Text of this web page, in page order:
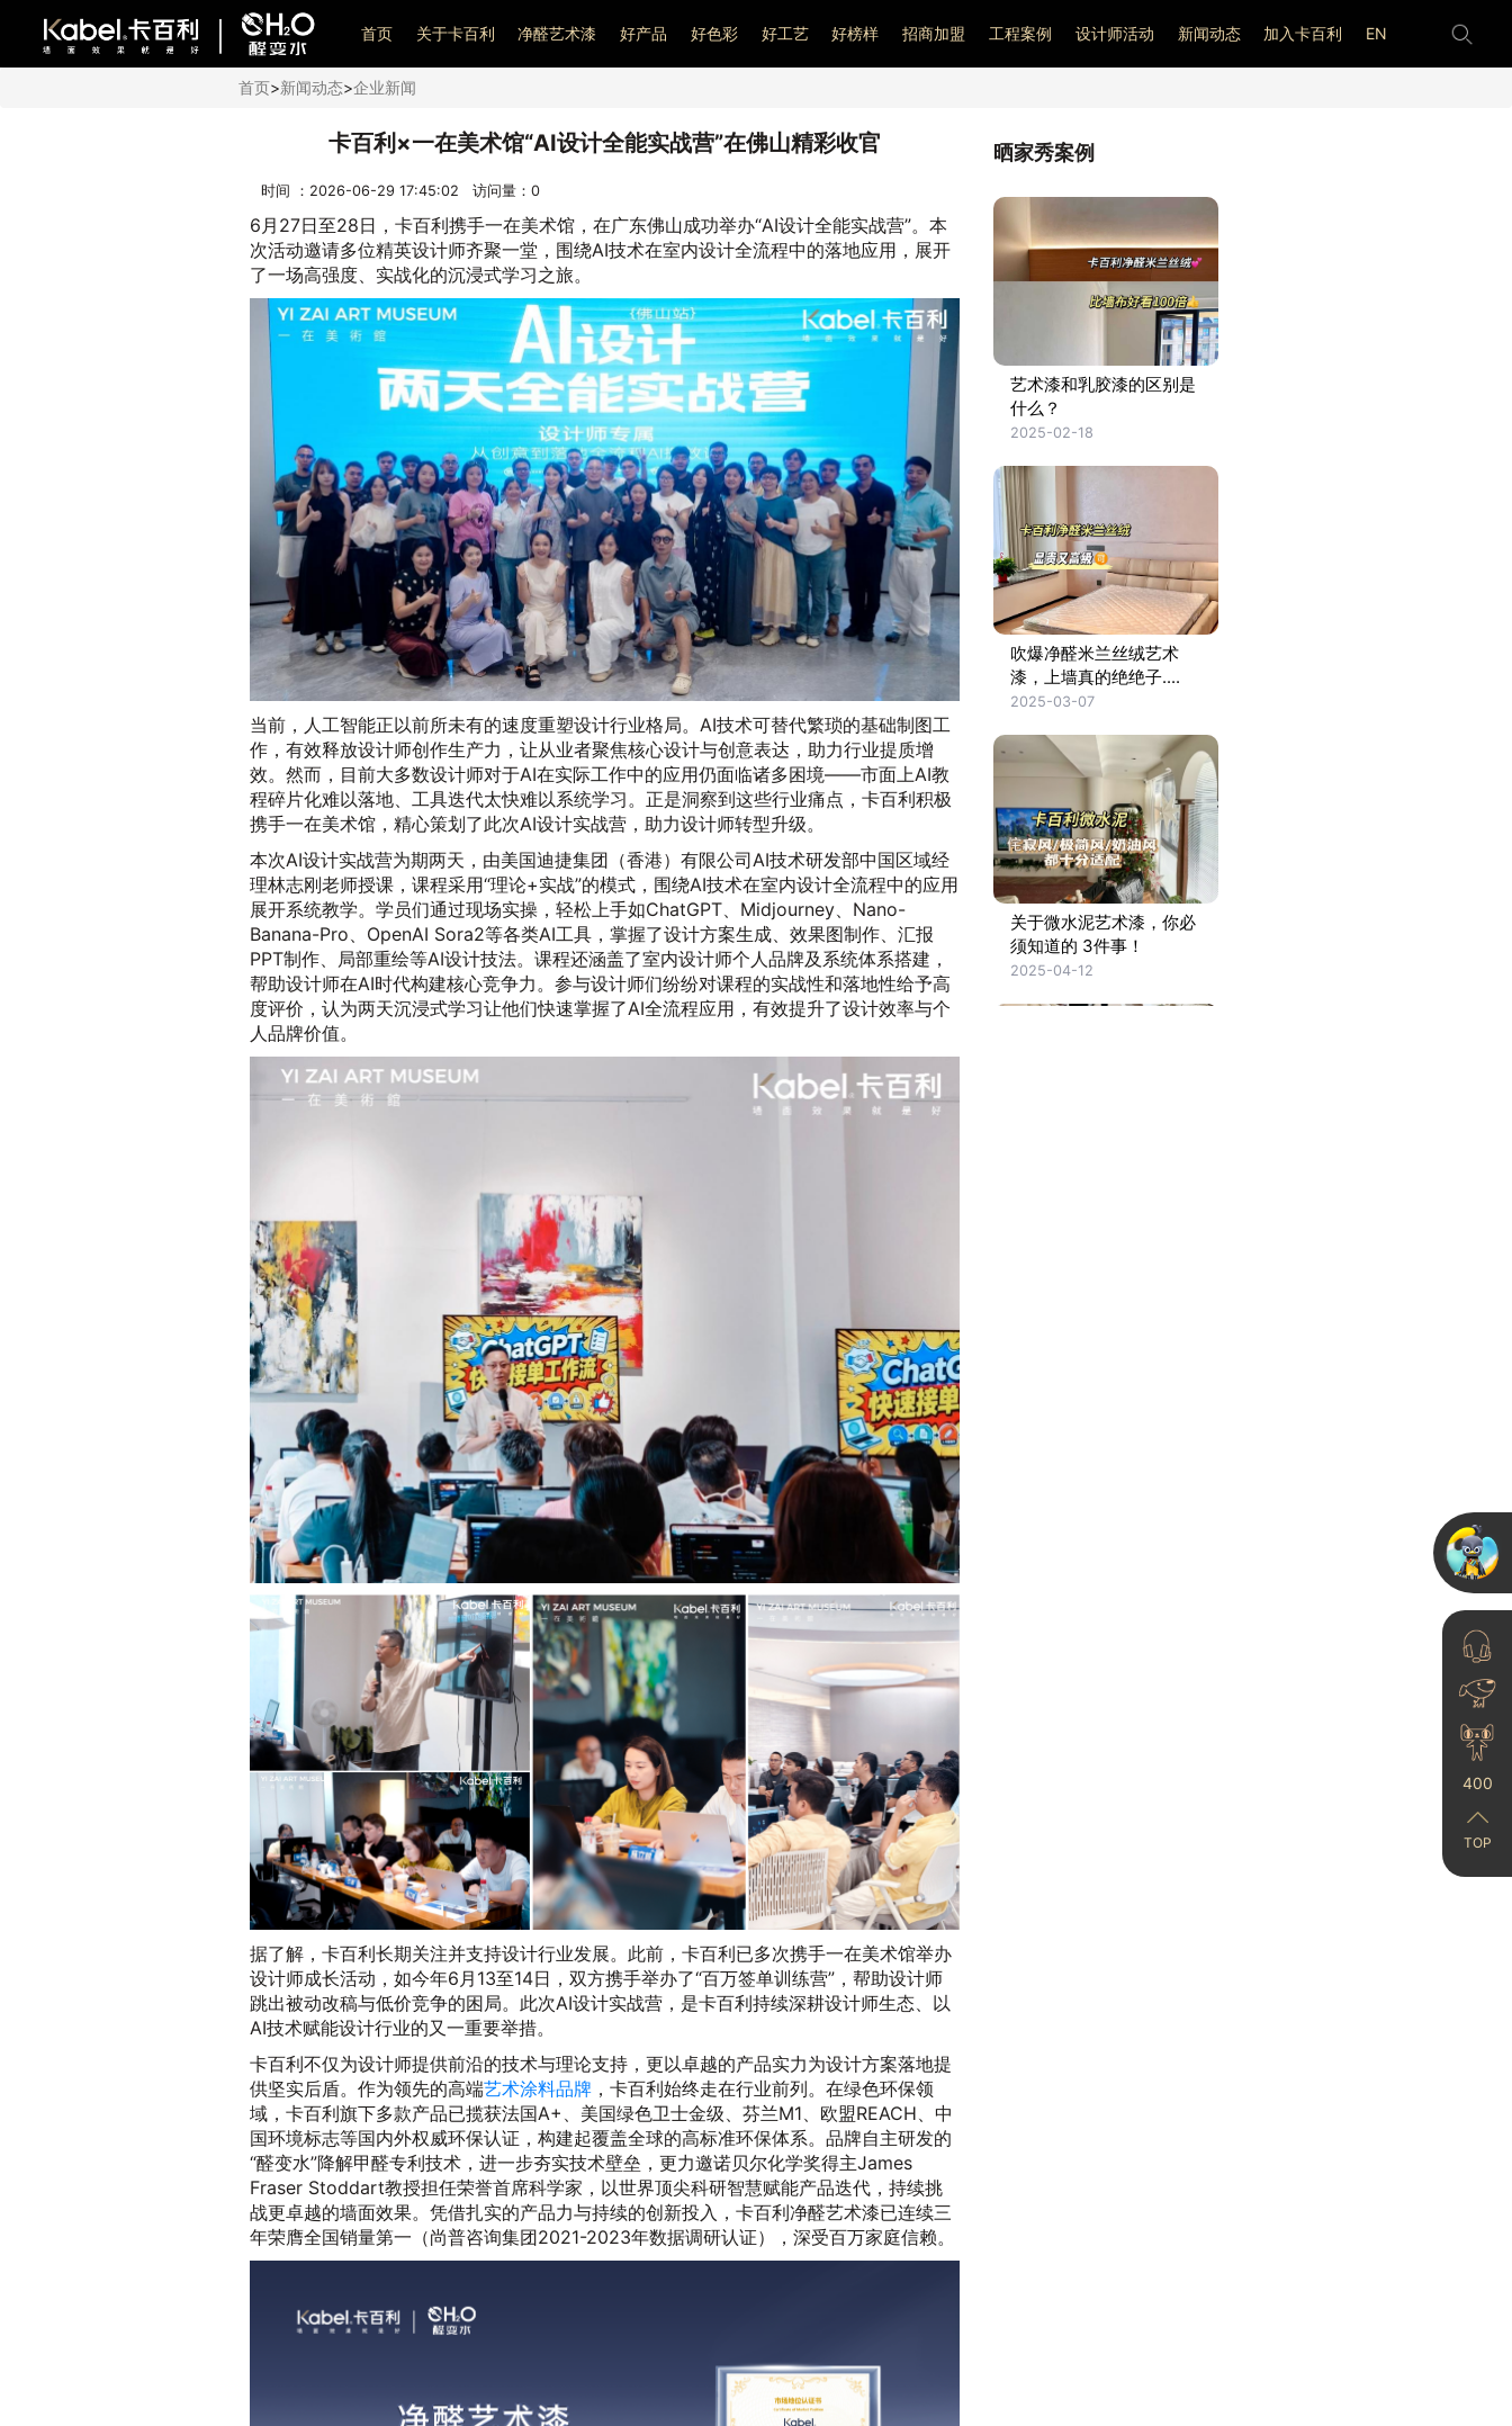
艺术漆加盟
首页 关于卡百利 净醛艺术漆 好产品 好色彩 好工艺 好榜样 招商加盟 工程案例 设计师活动 新闻动态 加入卡百利 EN
首页>新闻动态>企业新闻
卡百利×一在美术馆“AI设计全能实战营”在佛山精彩收官
时间 ：2026-06-29 17:45:02 访问量： 0
6月27日至28日，卡百利携手一在美术馆，在广东佛山成功举办“AI设计全能实战营”。本
次活动邀请多位精英设计师齐聚一堂，围绕AI技术在室内设计全流程中的落地应用，展开
了一场高强度、实战化的沉浸式学习之旅。
当前，人工智能正以前所未有的速度重塑设计行业格局。AI技术可替代繁琐的基础制图工
作，有效释放设计师创作生产力，让从业者聚焦核心设计与创意表达，助力行业提质增
效。然而，目前大多数设计师对于AI在实际工作中的应用仍面临诸多困境——市面上AI教
程碎片化难以落地、工具迭代太快难以系统学习。正是洞察到这些行业痛点，卡百利积极
携手一在美术馆，精心策划了此次AI设计实战营，助力设计师转型升级。
本次AI设计实战营为期两天，由美国迪捷集团（香港）有限公司AI技术研发部中国区域经
理林志刚老师授课，课程采用“理论+实战”的模式，围绕AI技术在室内设计全流程中的应用
展开系统教学。学员们通过现场实操，轻松上手如ChatGPT、Midjourney、Nano-
Banana-Pro、OpenAI Sora2等各类AI工具，掌握了设计方案生成、效果图制作、汇报
PPT制作、局部重绘等AI设计技法。课程还涵盖了室内设计师个人品牌及系统体系搭建，
帮助设计师在AI时代构建核心竞争力。参与设计师们纷纷对课程的实战性和落地性给予高
度评价，认为两天沉浸式学习让他们快速掌握了AI全流程应用，有效提升了设计效率与个
人品牌价值。
据了解，卡百利长期关注并支持设计行业发展。此前，卡百利已多次携手一在美术馆举办
设计师成长活动，如今年6月13至14日，双方携手举办了“百万签单训练营”，帮助设计师
跳出被动改稿与低价竞争的困局。此次AI设计实战营，是卡百利持续深耕设计师生态、以
AI技术赋能设计行业的又一重要举措。
卡百利不仅为设计师提供前沿的技术与理论支持，更以卓越的产品实力为设计方案落地提
供坚实后盾。作为领先的高端艺术涂料品牌 ，卡百利始终走在行业前列。在绿色环保领
域，卡百利旗下多款产品已揽获法国A+、美国绿色卫士金级、芬兰M1、欧盟REACH、中
国环境标志等国内外权威环保认证，构建起覆盖全球的高标准环保体系。品牌自主研发的
“醛变水”降解甲醛专利技术，进一步夯实技术壁垒，更力邀诺贝尔化学奖得主James
Fraser Stoddart教授担任荣誉首席科学家，以世界顶尖科研智慧赋能产品迭代，持续挑
战更卓越的墙面效果。凭借扎实的产品力与持续的创新投入，卡百利净醛艺术漆已连续三
年荣膺全国销量第一（尚普咨询集团2021-2023年数据调研认证），深受百万家庭信赖。
晒家秀案例
艺术漆和乳胶漆的区别是
什么？
2025-02-18
吹爆净醛米兰丝绒艺术
漆，上墙真的绝绝子....
2025-03-07
关于微水泥艺术漆，你必
须知道的 3件事！
2025-04-12
400
TOP